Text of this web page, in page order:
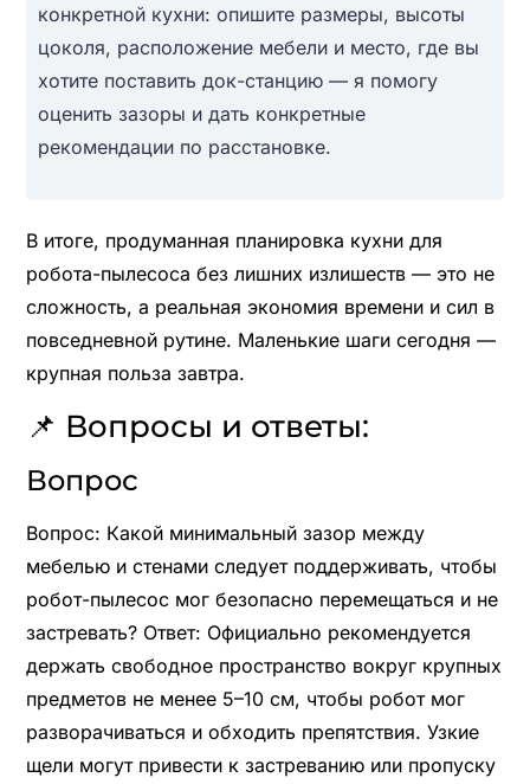
конкретной кухни: опишите размеры, высоты
цоколя, расположение мебели и место, где вы
хотите поставить док-станцию — я помогу
оценить зазоры и дать конкретные
рекомендации по расстановке.
В итоге, продуманная планировка кухни для
робота-пылесоса без лишних излишеств — это не
сложность, а реальная экономия времени и сил в
повседневной рутине. Маленькие шаги сегодня —
крупная польза завтра.
📌 Вопросы и ответы:
Вопрос
Вопрос: Какой минимальный зазор между
мебелью и стенами следует поддерживать, чтобы
робот-пылесос мог безопасно перемещаться и не
застревать? Ответ: Официально рекомендуется
держать свободное пространство вокруг крупных
предметов не менее 5–10 см, чтобы робот мог
разворачиваться и обходить препятствия. Узкие
щели могут привести к застреванию или пропуску